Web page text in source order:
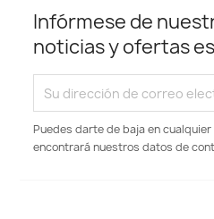
Infórmese de
noticias y ofertas
Puedes darte de baja en cualquier
encontrará nuestros datos de